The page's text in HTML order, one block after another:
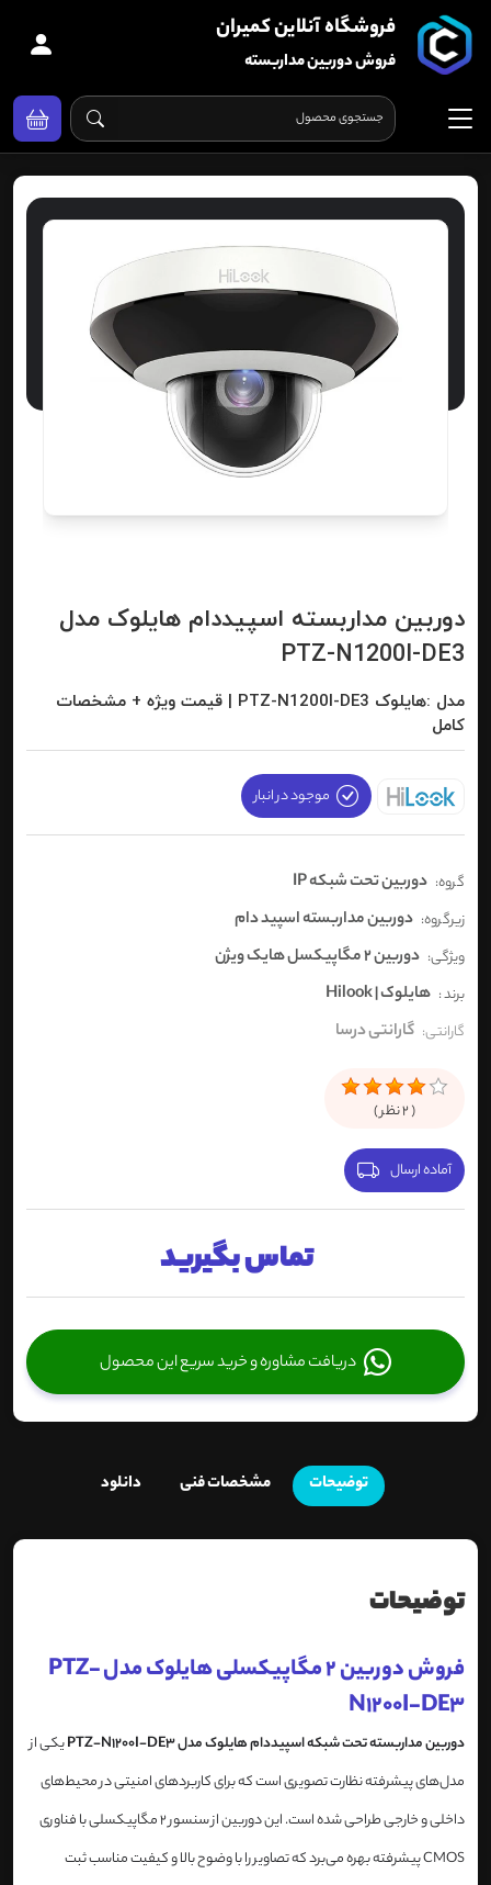
فروشگاه آنلاین کمیران
فروش دوربین مداربسته
دوربین مداربسته اسپیددام هایلوک مدل
PTZ-N1200I-DE3
مدل :هایلوک PTZ-N1200I-DE3 | قیمت ویژه + مشخصات
کامل
موجود در انبار
گروه: دوربین تحت شبکه IP
زیرگروه: دوربین مداربسته اسپید دام
ویژگی: دوربین 2 مگاپیکسل هایک ویژن
برند : هایلوک | Hilook
گارانتی: گارانتی درسا
(
2نظر )
آماده ارسال
تماس بگیرید
دریافت مشاوره و خرید سریع این محصول
توضیحات مشخصات فنی دانلود
توضیحات
فروش دوربین 2 مگاپیکسلی هایلوک مدل PTZ-
N1200I-DE3
دوربین مداربسته تحت شبکه اسپیددام هایلوک مدل PTZ-N1200I-DE3
یکی از
مدل‌های پیشرفته نظارت تصویری است که برای کاربردهای امنیتی در محیط‌های
داخلی و خارجی طراحی شده است. این دوربین از سنسور 2 مگاپیکسلی با فناوری
CMOS پیشرفته بهره می‌برد که تصاویر را با وضوح بالا و کیفیت مناسب ثبت